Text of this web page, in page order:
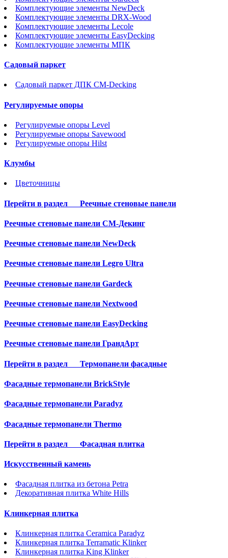
Комплектующие элементы NewDeck
Комплектующие элементы DRX-Wood
Комплектующие элементы Lecole
Комплектующие элементы EasyDecking
Комплектующие элементы МПК
Садовый паркет
Садовый паркет ДПК CM-Decking
Регулируемые опоры
Регулируемые опоры Level
Регулируемые опоры Savewood
Регулируемые опоры Hilst
Клумбы
Цветочницы
Перейти в раздел Реечные стеновые панели
Реечные стеновые панели СМ-Декинг
Реечные стеновые панели NewDeck
Реечные стеновые панели Legro Ultra
Реечные стеновые панели Gardeck
Реечные стеновые панели Nextwood
Реечные стеновые панели EasyDecking
Реечные стеновые панели ГрандАрт
Перейти в раздел Термопанели фасадные
Фасадные термопанели BrickStyle
Фасадные термопанели Paradyz
Фасадные термопанели Thermo
Перейти в раздел Фасадная плитка
Искусственный камень
Фасадная плитка из бетона Petra
Декоративная плитка White Hills
Клинкерная плитка
Клинкерная плитка Ceramica Paradyz
Клинкерная плитка Terramatic Klinker
Клинкерная плитка King Klinker